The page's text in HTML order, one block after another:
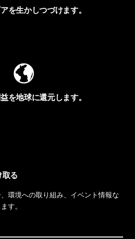
を生かしつづけます。
を地球に還元します。
る
環境への取り組み、イベント情報な
す。